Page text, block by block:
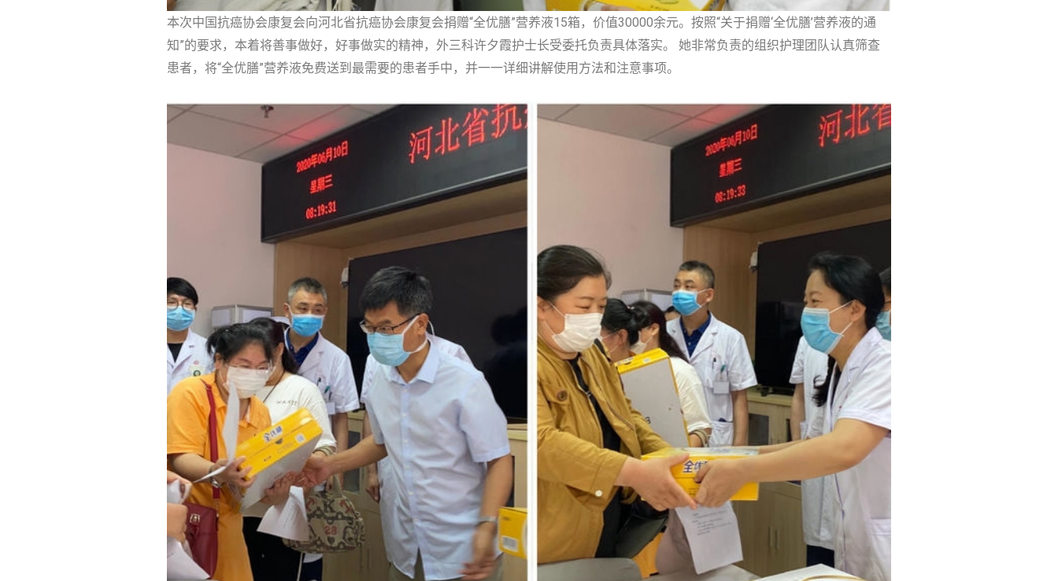
本次中国抗癌协会康复会向河北省抗癌协会康复会捐赠“全优膳”营养液15箱，价值30000余元。按照“关于捐赠‘全优膳’营养液的通
知”的要求，本着将善事做好，好事做实的精神，外三科许夕霞护士长受委托负责具体落实。 她非常负责的组织护理团队认真筛查
患者，将“全优膳”营养液免费送到最需要的患者手中，并一一详细讲解使用方法和注意事项。